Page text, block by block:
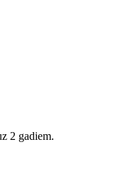
2 gadiem.